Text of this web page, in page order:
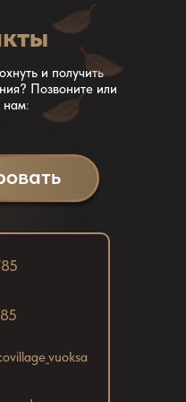
и получить
Позвоните или
нам: